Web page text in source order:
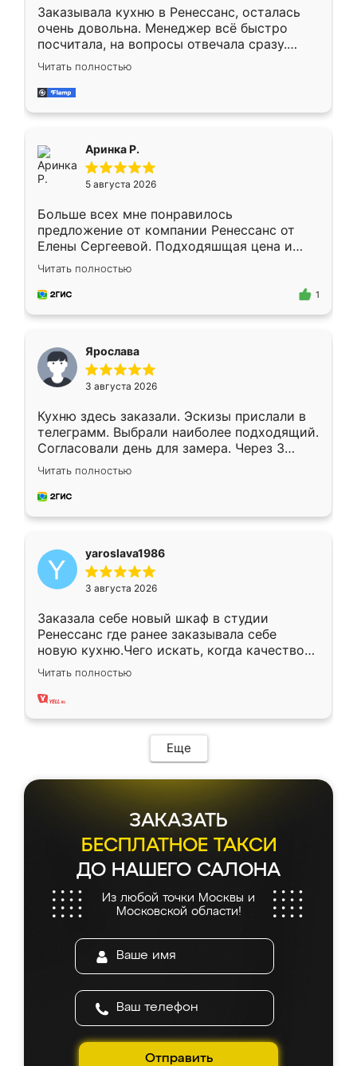
Заказывала кухню в Ренессанс, осталась
очень довольна. Менеджер всё быстро
посчитала, на вопросы отвечала сразу.
Замерщик приехал в субботу, подошёл к
делу со всей ответственностью. Собрали
за день, ребята работали аккуратно, даже
Читать полностью
Аринка Р.
5 августа 2026
Больше всех мне понравилось
предложение от компании Ренессанс от
Елены Сергеевой. Подходяшщая цена и
короткие сроки изготовления. Приехавший
для замера сотрудник Владислав
предложил по моему эскизу самый
Читать полностью
1
Ярослава
3 августа 2026
Кухню здесь заказали. Эскизы прислали в
телеграмм. Выбрали наиболее подходящий.
Согласовали день для замера. Через 3
недели кухня была уже готова. Остались
довольны работой. Спасибо Ренессанс
мебель за качественную работу!
Читать полностью
yaroslava1986
3 августа 2026
Заказала себе новый шкаф в студии
Ренессанс где ранее заказывала себе
новую кухню.Чего искать, когда качеством
вполне довольна. Служит кухня уже почти
два года, нареканий нет.
Читать полностью
Еще
ЗАКАЗАТЬ
БЕСПЛАТНОЕ ТАКСИ
ДО НАШЕГО САЛОНА
Из любой точки Москвы и
Московской области!
Отправить